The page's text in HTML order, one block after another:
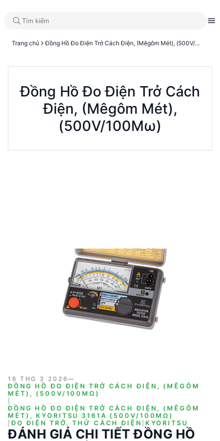
Trang chủ Đồng Hồ Đo Điện Trở Cách Điện, (Mêgôm Mét), (500V/100Mω)
Đồng Hồ Đo Điện Trở Cách
Điện, (Mêgôm Mét),
(500V/100Mω)
16 THG 3 2026—
ĐỒNG HỒ ĐO ĐIỆN TRỞ CÁCH ĐIỆN, (MÊGÔM
MÉT), (500V/100MΩ)
ĐỒNG HỒ ĐO ĐIỆN TRỞ CÁCH ĐIỆN, (MÊGÔM
MÉT), KYORITSU 3161A (500V/100MΩ)
|ĐO ĐIỆN TRỞ, THỬ CÁCH ĐIỆN KYORITSU
ĐÁNH GIÁ CHI TIẾT ĐỒNG HỒ